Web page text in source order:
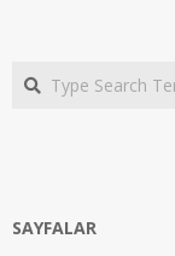
Search
SAYFALAR